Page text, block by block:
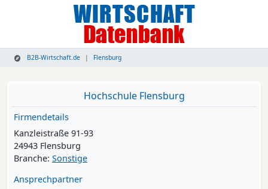
B2B-Wirtschaft.de Flensburg
Hochschule Flensburg
Firmendetails
Kanzleistraße 91-93
24943 Flensburg
Branche: Sonstige
Ansprechpartner